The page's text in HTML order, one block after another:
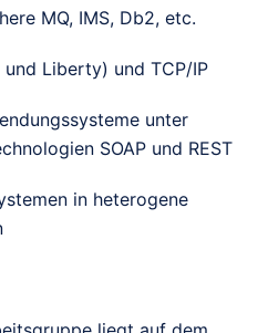
MQ, IMS, Db2, etc.
Liberty) und TCP/IP
unter
SOAP und REST
in heterogene